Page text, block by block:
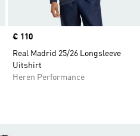
Price
€ 110
Real Madrid 25/26 Longsleeve
Uitshirt
Heren Performance